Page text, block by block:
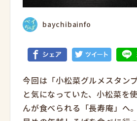
baychibainfo
今回は「小松菜グルメスタン
と気になっていた、小松菜を
んが食べられる「長寿庵」へ。